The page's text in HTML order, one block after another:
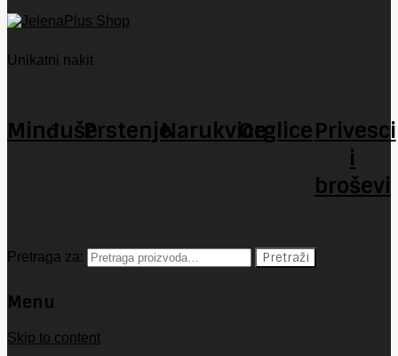
Unikatni nakit
MinđušePrstenjeNarukviceOrglicePrivesci
i
broševi
Pretraga za: Pretraži
Menu
Skip to content